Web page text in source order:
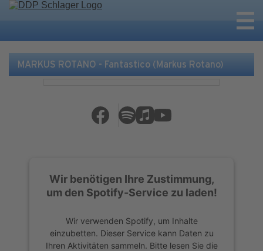
MARKUS ROTANO - Fantastico (Markus Rotano)
Wir benötigen Ihre Zustimmung,
um den Spotify-Service zu laden!
Wir verwenden Spotify, um Inhalte
einzubetten. Dieser Service kann Daten zu
Ihren Aktivitäten sammeln. Bitte lesen Sie die